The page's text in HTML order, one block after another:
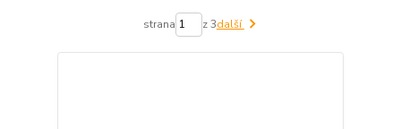
strana z 3další